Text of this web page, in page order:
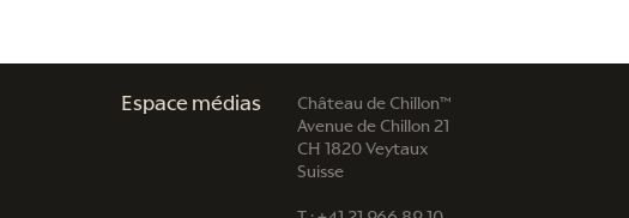
Espace médias
Château de Chillon™
Avenue de Chillon 21
CH 1820 Veytaux
Suisse